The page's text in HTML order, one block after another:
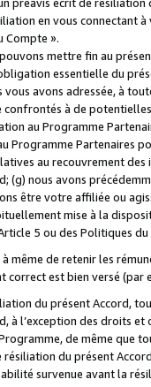
en vous connectant
Compte ».
mettre fin au
essentielle du
vous avons adressée, à
confrontés à de
au Programme
Programme Partenaires
au recouvrement des
(g) nous avons
être votre affiliée ou
mise à la
5 ou des Politiques
à même de retenir les
correct est bien versé (par
du présent Accord,
à l’exception des droits
de même que
résiliation du présent
survenue avant la